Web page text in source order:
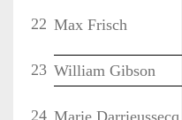
22 Max Frisch
23 William Gibson
24 Marie Darrieussecq